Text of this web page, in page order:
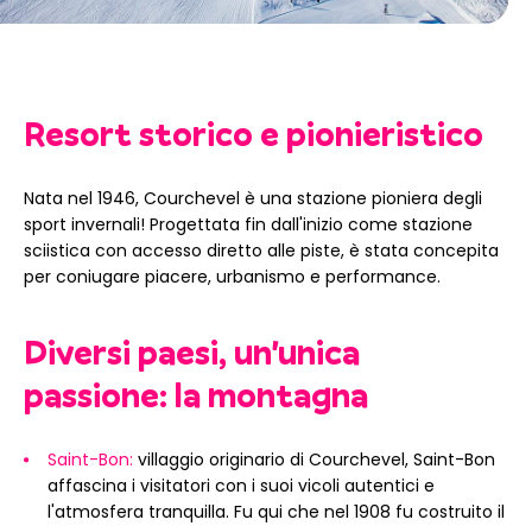
Resort storico e pionieristico
Nata nel 1946, Courchevel è una stazione pioniera degli
sport invernali! Progettata fin dall'inizio come stazione
sciistica con accesso diretto alle piste, è stata concepita
per coniugare piacere, urbanismo e performance.
Diversi paesi, un'unica
passione: la montagna
Saint-Bon: villaggio originario di Courchevel, Saint-Bon
affascina i visitatori con i suoi vicoli autentici e
l'atmosfera tranquilla. Fu qui che nel 1908 fu costruito il